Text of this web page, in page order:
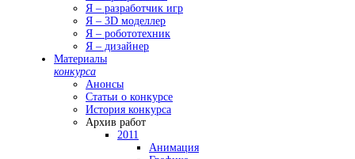
Я – разработчик игр
Я – 3D моделлер
Я – робототехник
Я – дизайнер
Материалы
конкурса
Анонсы
Статьи о конкурсе
История конкурса
Архив работ
2011
Анимация